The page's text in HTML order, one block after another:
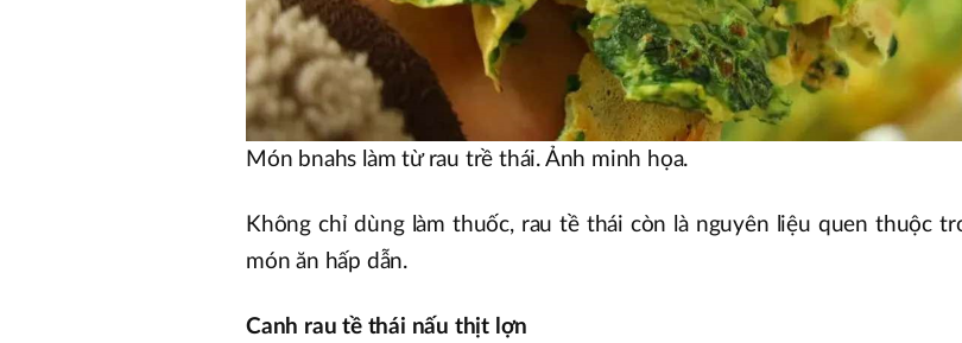
Món bnahs làm từ rau trề thái. Ảnh minh họa.
Không chỉ dùng làm thuốc, rau tề thái còn là nguyên liệu quen thuộc
món ăn hấp dẫn.
Canh rau tề thái nấu thịt lợn